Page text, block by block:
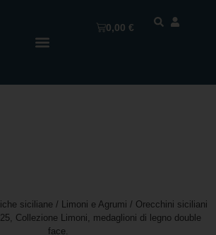
0,00€
siciliane / Limoni e Agrumi / Orecchini siciliani
Collezione Limoni, medaglioni di legno double
face.